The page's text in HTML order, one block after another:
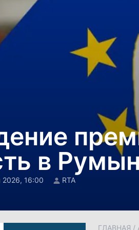
в
16:00 RTA
ГЛАВНАЯ /